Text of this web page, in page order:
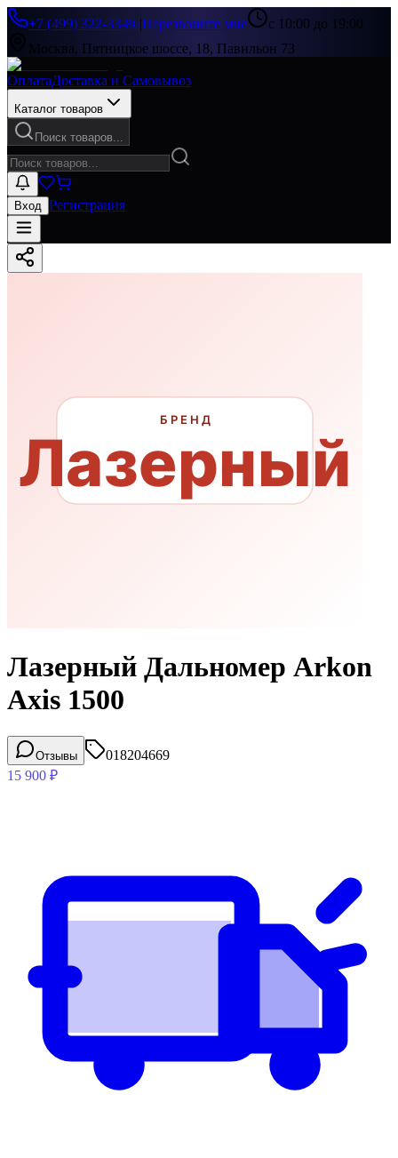
+7 (499) 322-33-86|Перезвоните мне
с 10:00 до 19:00
Москва, Пятницкое шоссе, 18, Павильон 73
ОплатаДоставка и Самовывоз
Каталог товаров
Поиск товаров...
Вход Регистрация
Лазерный Дальномер Arkon
Axis 1500
Отзывы
018204669
15 900 ₽